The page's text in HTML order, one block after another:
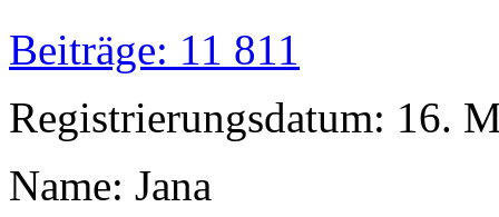
Beiträge: 11 811
Registrierungsdatum: 16.
Name: Jana